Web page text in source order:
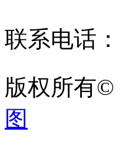
联系电话
版权所有©
图